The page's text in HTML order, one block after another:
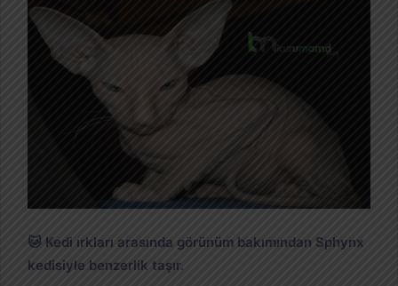
🐱 Kedi ırkları arasında görünüm bakımından Sphynx
kedisiyle benzerlik taşır.